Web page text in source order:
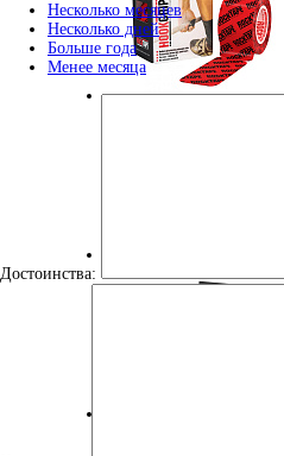
Несколько месяцев
Несколько дней
Больше года
Менее месяца
Достоинства: